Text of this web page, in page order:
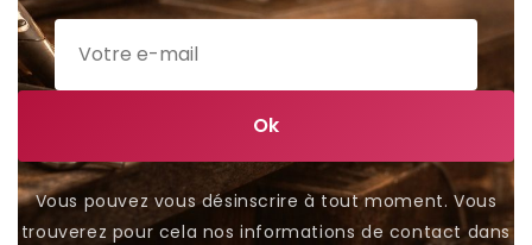
Vous pouvez vous désinscrire à tout moment. Vous
trouverez pour cela nos informations de contact dans